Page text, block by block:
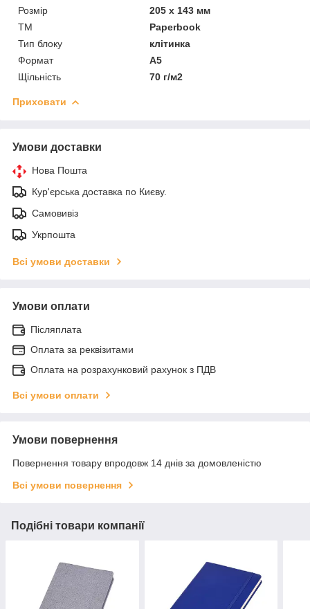
Розмір
205 х 143 мм
ТМ
Paperbook
Тип блоку
клітинка
Формат
А5
Щільність
70 г/м2
Приховати
Умови доставки
Нова Пошта
Кур'єрська доставка по Києву.
Самовивіз
Укрпошта
Всі умови доставки
Умови оплати
Післяплата
Оплата за реквізитами
Оплата на розрахунковий рахунок з ПДВ
Всі умови оплати
Умови повернення
Повернення товару впродовж 14 днів за домовленістю
Всі умови повернення
Подібні товари компанії